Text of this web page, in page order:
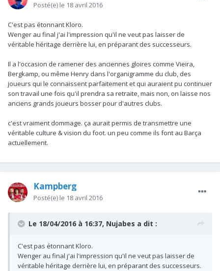
Posté(e) le 18 avril 2016
C'est pas étonnant Kloro.
Wenger au final j'ai l'impression qu'il ne veut pas laisser de
véritable héritage derrière lui, en préparant des successeurs.
Il a l'occasion de ramener des anciennes gloires comme Vieira,
Bergkamp, ou même Henry dans l'organigramme du club, des
joueurs qui le connaissent parfaitement et qui auraient pu continuer
son travail une fois qu'il prendra sa retraite, mais non, on laisse nos
anciens grands joueurs bosser pour d'autres clubs.
c'est vraiment dommage. ça aurait permis de transmettre une
véritable culture & vision du foot. un peu comme ils font au Barça
actuellement.
Kampberg
Posté(e) le 18 avril 2016
Le 18/04/2016 à 16:37, Nujabes a dit :
C'est pas étonnant Kloro.
Wenger au final j'ai l'impression qu'il ne veut pas laisser de
véritable héritage derrière lui, en préparant des successeurs.